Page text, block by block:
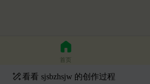
看看 sjsbzhsjw 的创作过程